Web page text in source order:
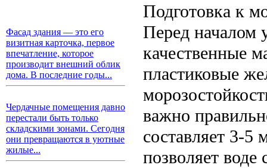
Фасад здания — это его
визитная карточка, первое
впечатление, которое
производит внешний облик
дома. В последние годы...
Чердачные помещения давно
перестали быть только
складскими зонами. Сегодня
они превращаются в уютные
жилые...
Подготовка к
Перед началом
качественные
пластиковые
важно
составляет 3-
позволяет воде